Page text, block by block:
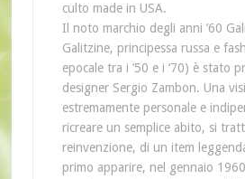
culto made in USA.
Il noto marchio degli anni ’60
Galitzine, principessa russa e
epocale tra i ’50 e i ‘70) è stato
designer Sergio Zambon. Una
estremamente personale e
ricreare un semplice abito, si
reinvenzione, di un item
primo apparire, nel gennaio